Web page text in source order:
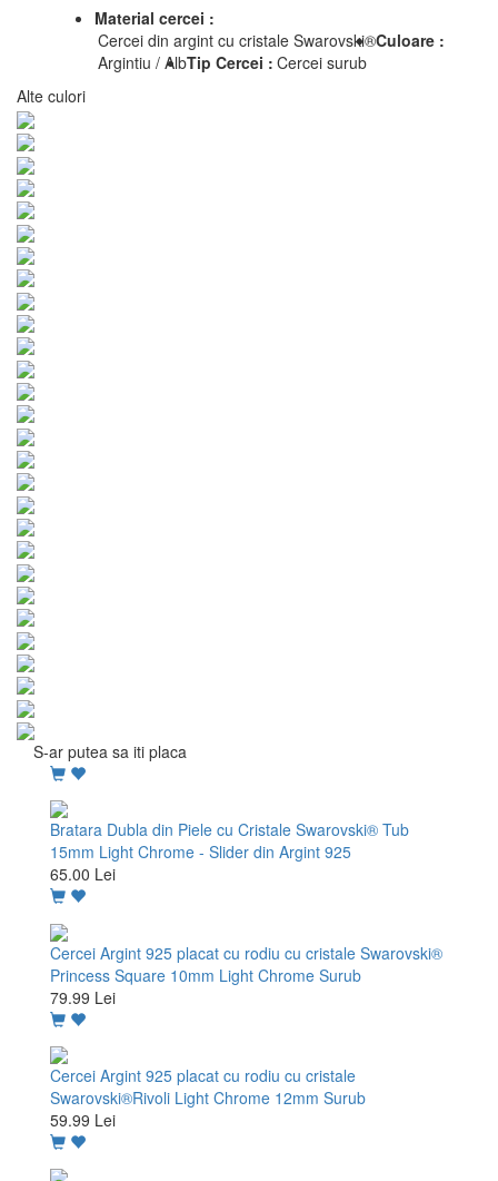
Material cercei :
Cercei din argint cu cristale Swarovski®Culoare :
Argintiu / AlbTip Cercei : Cercei surub
Alte culori
S-ar putea sa iti placa
Bratara Dubla din Piele cu Cristale Swarovski® Tub
15mm Light Chrome - Slider din Argint 925
65.00 Lei
Cercei Argint 925 placat cu rodiu cu cristale Swarovski®
Princess Square 10mm Light Chrome Surub
79.99 Lei
Cercei Argint 925 placat cu rodiu cu cristale
Swarovski®Rivoli Light Chrome 12mm Surub
59.99 Lei